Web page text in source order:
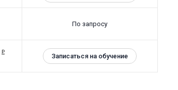
По запросу
Р
Записаться на обучение